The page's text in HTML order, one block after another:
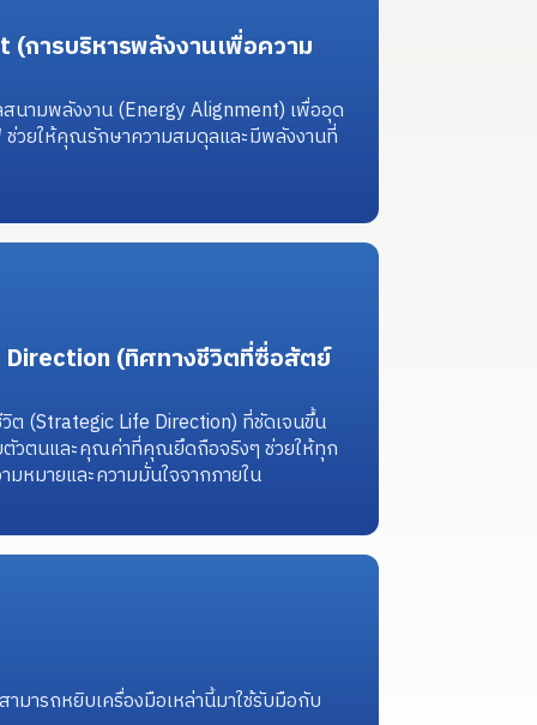
(การบริหารพลังงานเพื่อความ
นามพลังงาน (Energy Alignment) เพื่ออุด
ช่วยให้คุณรักษาความสมดุลและมีพลังงานที่
(ทิศทางชีวิตที่ซื่อสัตย์
ต (Strategic Life Direction) ที่ชัดเจนขึ้น
วตนและคุณค่าที่คุณยึดถือจริงๆ ช่วยให้ทุก
มหมายและความมั่นใจจากภายใน
ารถหยิบเครื่องมือเหล่านี้มาใช้รับมือกับ